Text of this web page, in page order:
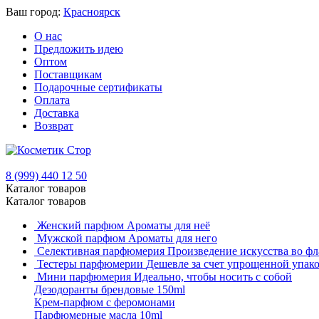
Ваш город: Красноярск
О нас
Предложить идею
Оптом
Поставщикам
Подарочные сертификаты
Оплата
Доставка
Возврат
8 (999) 440 12 50
Каталог товаров
Каталог товаров
Женский парфюм Ароматы для неё
Мужской парфюм Ароматы для него
Селективная парфюмерия Произведение искусства во
Тестеры парфюмерии Дешевле за счет упрощенной
Мини парфюмерия Идеально, чтобы носить с собой
Дезодоранты брендовые 150ml
Крем-парфюм с феромонами
Парфюмерные масла 10ml